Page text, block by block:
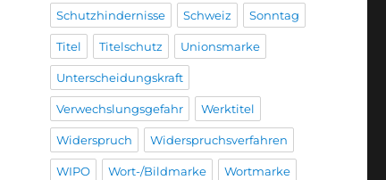
Schutzhindernisse Schweiz Sonntag
Titel Titelschutz Unionsmarke
Unterscheidungskraft
Verwechslungsgefahr Werktitel
Widerspruch Widerspruchsverfahren
WIPO Wort-/Bildmarke Wortmarke